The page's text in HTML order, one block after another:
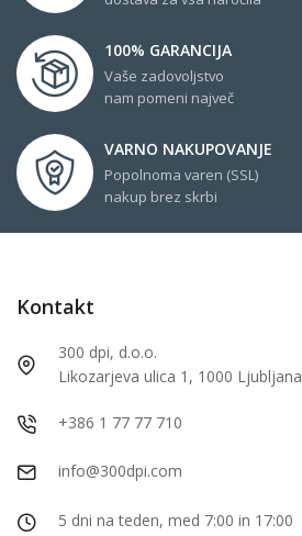
100% GARANCIJA
Vaše zadovoljstvo
nam pomeni največ
VARNO NAKUPOVANJE
Popolnoma varen (SSL)
nakup brez skrbi
Kontakt
300 dpi, d.o.o.
Likozarjeva ulica 1, 1000 Ljubljana
+386 1 77 77 710
info@300dpi.com
5 dni na teden, med 7:00 in 17:00